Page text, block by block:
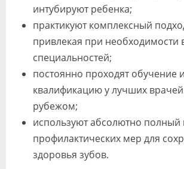
интубируют ребенка;
практикуют комплексный
привлекая при необходимости
специальностей;
постоянно проходят
квалификацию у лучших
рубежом;
используют абсолютно полный
профилактических мер для
здоровья зубов.